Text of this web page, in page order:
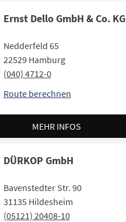
Ernst Dello GmbH & Co. KG
Nedderfeld 65
22529 Hamburg
(040) 4712-0
Route berechnen
MEHR INFOS
DÜRKOP GmbH
Bavenstedter Str. 90
31135 Hildesheim
(05121) 20408-10